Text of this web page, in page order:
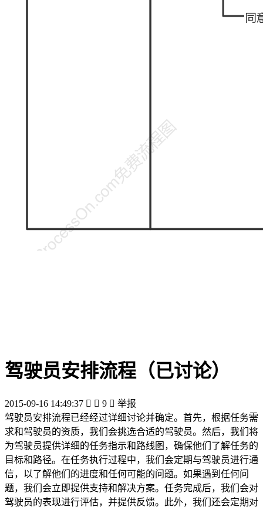
驾驶员安排流程（已讨论）
2015-09-16 14:49:37   9  举报
驾驶员安排流程已经经过详细讨论并确定。首先，根据任务需
求和驾驶员的资质，我们会挑选合适的驾驶员。然后，我们将
为驾驶员提供详细的任务指示和路线图，确保他们了解任务的
目标和路径。在任务执行过程中，我们会定期与驾驶员进行通
信，以了解他们的进度和任何可能的问题。如果遇到任何问
题，我们会立即提供支持和解决方案。任务完成后，我们会对
驾驶员的表现进行评估，并提供反馈。此外，我们还会定期对